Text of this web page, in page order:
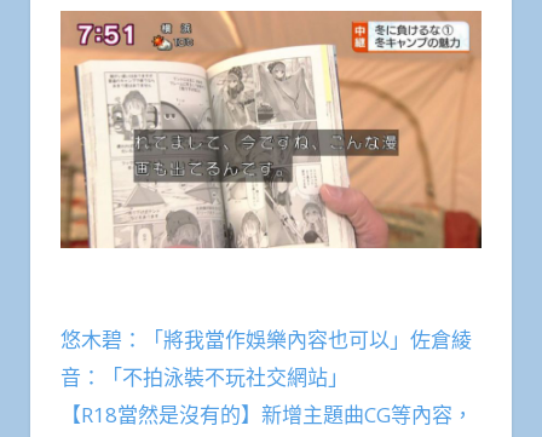
悠木碧：「將我當作娛樂內容也可以」佐倉綾
音：「不拍泳裝不玩社交網站」
【R18當然是沒有的】新增主題曲CG等內容，